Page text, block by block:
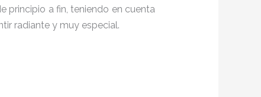
principio a fin, teniendo en cuenta
radiante y muy especial.